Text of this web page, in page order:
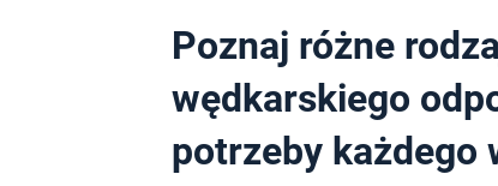
Poznaj różne
wędkarskiego
potrzeby każdego